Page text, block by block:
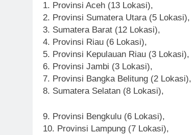
1. Provinsi Aceh (13 Lokasi),
2. Provinsi Sumatera Utara (5 Lokasi),
3. Sumatera Barat (12 Lokasi),
4. Provinsi Riau (6 Lokasi),
5. Provinsi Kepulauan Riau (3 Lokasi),
6. Provinsi Jambi (3 Lokasi),
7. Provinsi Bangka Belitung (2 Lokasi),
8. Sumatera Selatan (8 Lokasi),
9. Provinsi Bengkulu (6 Lokasi),
10. Provinsi Lampung (7 Lokasi),